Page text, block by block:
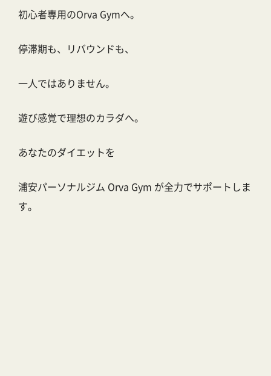
初心者専用のOrva Gymへ。
停滞期も、リバウンドも、
一人ではありません。
遊び感覚で理想のカラダへ。
あなたのダイエットを
浦安パーソナルジム Orva Gym が全力でサポートしま
す。